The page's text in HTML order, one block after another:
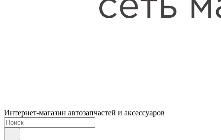
Интернет-магазин автозапчастей и аксессуаров